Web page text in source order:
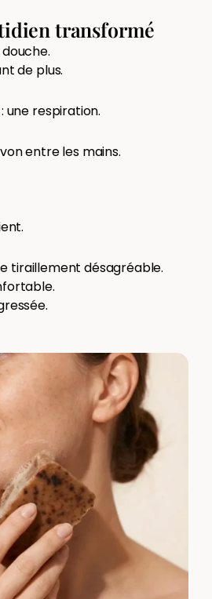
transformé
de plus.
une respiration.
entre les mains.
tiraillement désagréable.